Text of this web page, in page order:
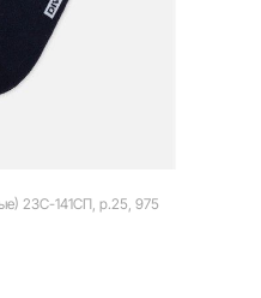
23С-141СП, р.25, 975